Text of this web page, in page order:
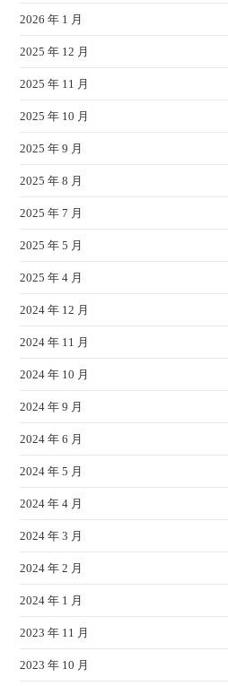
2026 年 1 月
2025 年 12 月
2025 年 11 月
2025 年 10 月
2025 年 9 月
2025 年 8 月
2025 年 7 月
2025 年 5 月
2025 年 4 月
2024 年 12 月
2024 年 11 月
2024 年 10 月
2024 年 9 月
2024 年 6 月
2024 年 5 月
2024 年 4 月
2024 年 3 月
2024 年 2 月
2024 年 1 月
2023 年 11 月
2023 年 10 月